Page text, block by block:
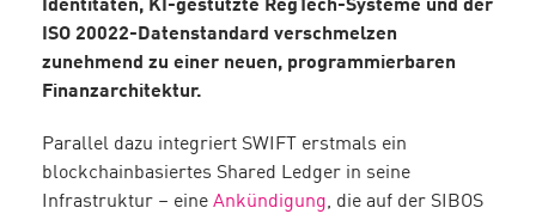
Identitäten, KI-gestützte RegTech-Systeme und der
ISO 20022-Datenstandard verschmelzen
zunehmend zu einer neuen, programmierbaren
Finanzarchitektur.
Parallel dazu integriert SWIFT erstmals ein
blockchainbasiertes Shared Ledger in seine
Infrastruktur – eine Ankündigung, die auf der SIBOS